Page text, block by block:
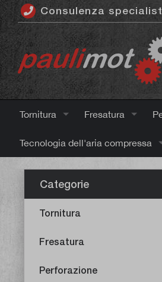
principale
Consulenza
Tornitura Fresatura
Tecnologia dell'aria compressa
Categorie
Tornitura
Fresatura
Perforazione